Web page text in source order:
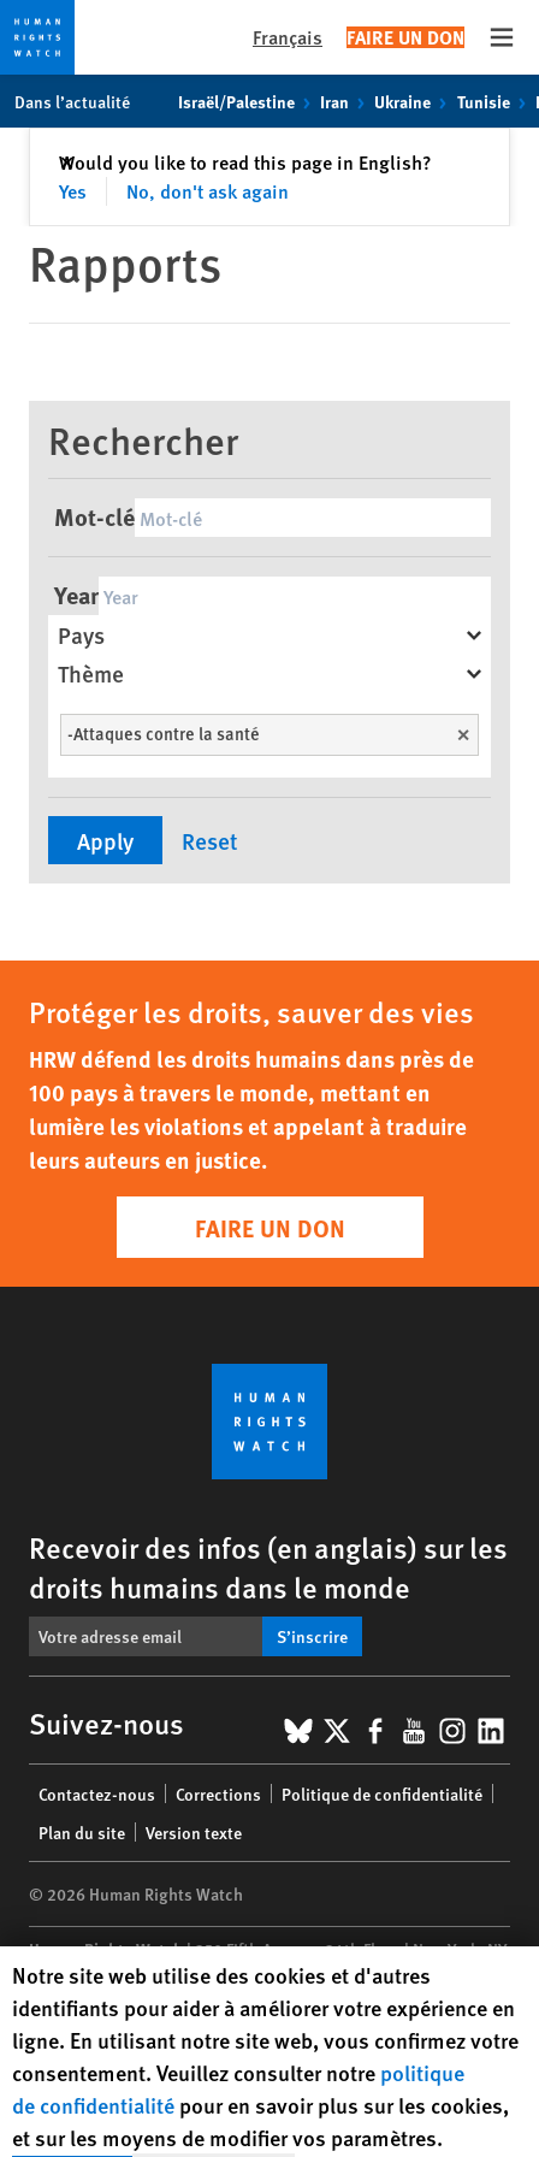
toto
content
Français FAIRE UN DON
Dans l’actualité Israël/Palestine Iran Ukraine Tunisie
Would you like to read this page in English?
Yes
No, don't ask again
✕Fermer
Rapports
Rechercher
Mot-clé
Year
Pays
Thème
-Attaques contre la santé Unselect
Protéger les droits, sauver des vies
HRW défend les droits humains dans près de
100 pays à travers le monde, mettant en
lumière les violations et appelant à traduire
leurs auteurs en justice.
FAIRE UN DON
Recevoir des infos (en anglais) sur les
droits humains dans le monde
S’inscrire
Suivez-nous BlueSky
X Facebook
YouTube
menu
Contactez-nous Corrections
Politique de confidentialité
Plan du site
Version texte
© 2026 Human Rights Watch
Human Rights Watch| 350 Fifth Avenue, 34th Floor | New York,NY
10118-3299USA |t1.212.290.4700
Human Rights Watchis a 501(C)(3) nonprofit registered in the US
under EIN: 13-2875808
Human Rights Watch cookie preferences
Notre site web utilise des cookies et d'autres
identifiants pour aider à améliorer votre expérience en
ligne. En utilisant notre site web, vous confirmez votre
consentement. Veuillez consulter notre politique
de confidentialité pour en savoir plus sur les cookies,
et sur les moyens de modifier vos paramètres.